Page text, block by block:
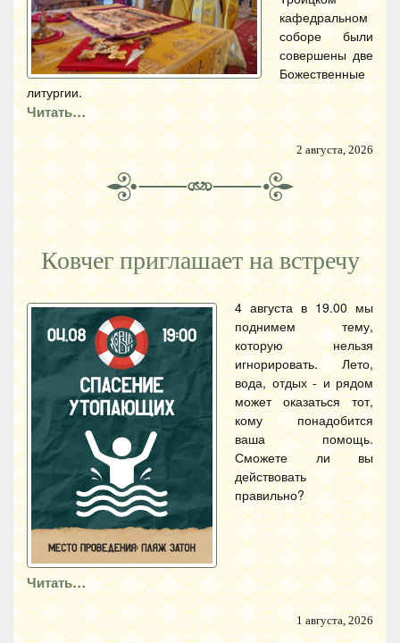
кафедральном
соборе были
совершены две
Божественные
литургии.
Читать…
2 августа, 2026
Ковчег приглашает на встречу
4 августа в 19.00 мы
поднимем тему,
которую нельзя
игнорировать. Лето,
вода, отдых - и рядом
может оказаться тот,
кому понадобится
ваша помощь.
Сможете ли вы
действовать
правильно?
Читать…
1 августа, 2026